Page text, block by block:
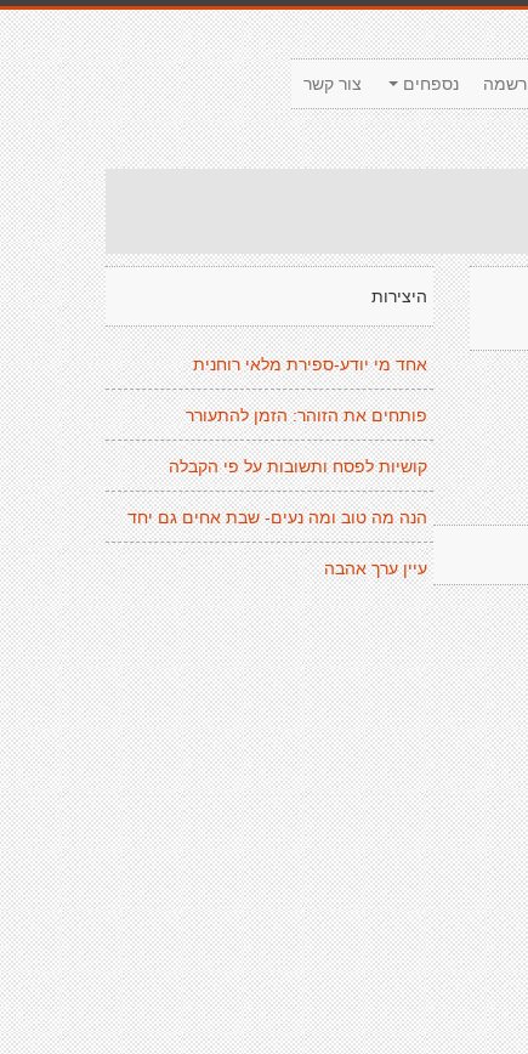
צור קשר נספחים
היצירות
אחד מי יודע-ספירת מלאי רוחנית
פותחים את הזוהר: הזמן להתעורר
קושיות לפסח ותשובות על פי הקבלה
הנה מה טוב ומה נעים- שבת אחים גם יחד
עיין ערך אהבה